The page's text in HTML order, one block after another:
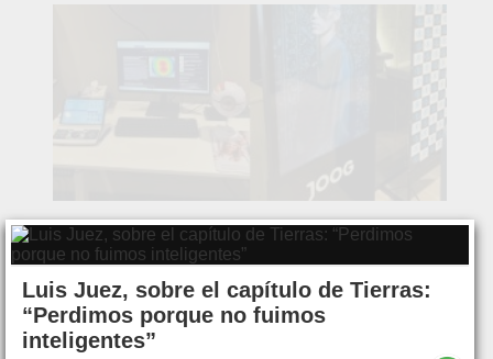
Luis Juez, sobre el capítulo de Tierras:
“Perdimos porque no fuimos
inteligentes”